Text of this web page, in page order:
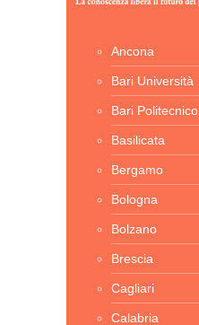
Ancona
Bari Università
Bari Politecnico
Basilicata
Bergamo
Bologna
Bolzano
Brescia
Cagliari
Calabria